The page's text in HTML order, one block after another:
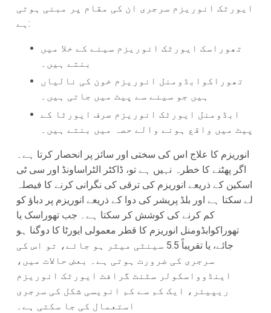
ایورٹک انوریزم سرجری ان کی مقام پر مبنی ہوتی
ہے:
تھوراسک ایورٹک انوریزم سینے کے خلا میں
بنتے ہیں۔
تھوراکوابڈومنل انوریزم خون کی نالیاں
ہیں جو سینے سے پیٹ میں جاتی ہیں۔
ابڈومنل ایورٹک انوریزم صرف ایورٹا کے
پیٹ میں واقع ہونے والے حصہ میں بنتے ہیں۔
انوریزم کا علاج اس کی سختی اور سائز پر انحصار کرتا ہے۔
اگر پھٹنے کا خطرہ نہیں ہے تو، ڈاکٹر الٹراساونڈ اور سی ٹی
اسکین کے ذریعے انوریزم کی ترقی کی نگرانی کرنے کا فیصلہ
لے سکتا ہے اور بلڈ پریشر کی دوا کے ذریعے انوریزم پر دباؤ کو
کم کرنے کی کوشش کر سکتا ہے۔ جب تھوراسک یا
تھوراکوابڈومنل انوریزم کا قطر معمولی ایورٹا کا دوگنا ہو
جائے، یا تقریباً 5.5 سینٹی میٹر ہو جائے، تو اس کی
سرجری کی ضرورت ہوتی ہے۔ بعض حالات میں،
اینڈوواسکولر سٹنٹ گرافٹ ایورٹک انوریزم
ریپیئر، ایک کم سے کم انویسی شکل کی سرجری
استعمال کی جا سکتی ہے۔